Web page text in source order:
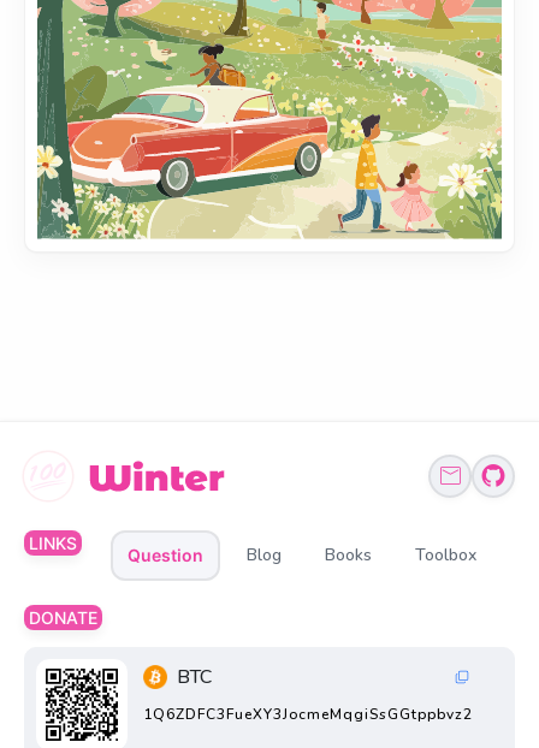
LINKS
Question Blog Books Toolbox
DONATE
BTC
1Q6ZDFC3FueXY3JocmeMqgiSsGGtppbvz2